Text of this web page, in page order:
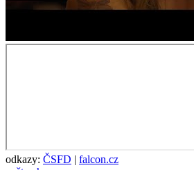
odkazy: ČSFD | falcon.cz